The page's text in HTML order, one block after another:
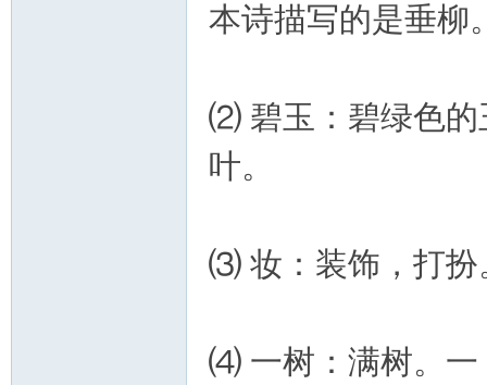
本诗描写的是垂柳
⑵ 碧玉：碧绿色的
叶。
⑶ 妆：装饰，打扮
⑷ 一树：满树。一